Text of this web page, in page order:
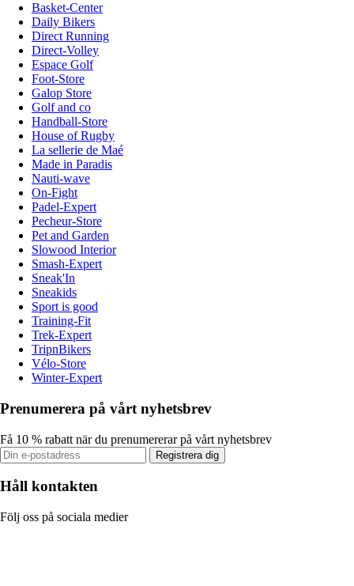
Basket-Center
Daily Bikers
Direct Running
Direct-Volley
Espace Golf
Foot-Store
Galop Store
Golf and co
Handball-Store
House of Rugby
La sellerie de Maé
Made in Paradis
Nauti-wave
On-Fight
Padel-Expert
Pecheur-Store
Pet and Garden
Slowood Interior
Smash-Expert
Sneak'In
Sneakids
Sport is good
Training-Fit
Trek-Expert
TripnBikers
Vélo-Store
Winter-Expert
Prenumerera på vårt nyhetsbrev
Få 10 % rabatt när du prenumererar på vårt nyhetsbrev
Registrera dig
Håll kontakten
Följ oss på sociala medier